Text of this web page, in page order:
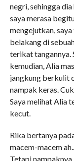
negri, sehingga
saya merasa
mengejutkan,
belakang di
terikat tangannya.
kemudian, Alia
jangkung berkulit
nampak keras.
Saya melihat Alia
kecut.
Rika bertanya
macem-macem
Tetapi